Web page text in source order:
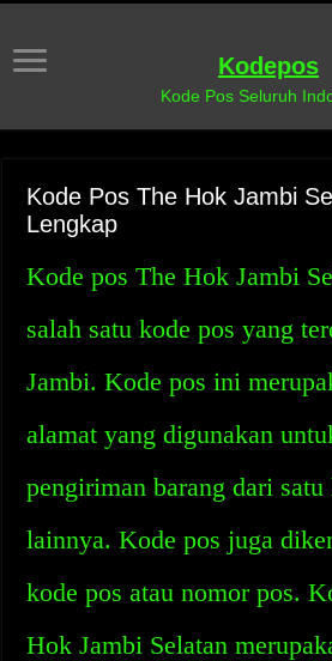
Kodepos
Kode Pos Seluruh
Kode Pos The Hok Jambi
Lengkap
Kode pos The Hok Jambi
salah satu kode pos yang
Jambi. Kode pos ini
alamat yang digunakan
pengiriman barang dari
lainnya. Kode pos juga
kode pos atau nomor pos.
Hok Jambi Selatan